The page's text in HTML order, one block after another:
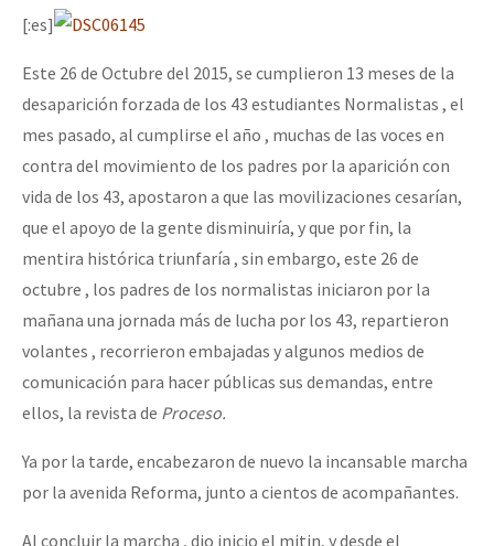
[:es]
Este 26 de Octubre del 2015, se cumplieron 13 meses de la
desaparición forzada de los 43 estudiantes Normalistas , el
mes pasado, al cumplirse el año , muchas de las voces en
contra del movimiento de los padres por la aparición con
vida de los 43, apostaron a que las movilizaciones cesarían,
que el apoyo de la gente disminuiría, y que por fin, la
mentira histórica triunfaría , sin embargo, este 26 de
octubre , los padres de los normalistas iniciaron por la
mañana una jornada más de lucha por los 43, repartieron
volantes , recorrieron embajadas y algunos medios de
comunicación para hacer públicas sus demandas, entre
ellos, la revista de Proceso.
Ya por la tarde, encabezaron de nuevo la incansable marcha
por la avenida Reforma, junto a cientos de acompañantes.
Al concluir la marcha , dio inicio el mitin, y desde el